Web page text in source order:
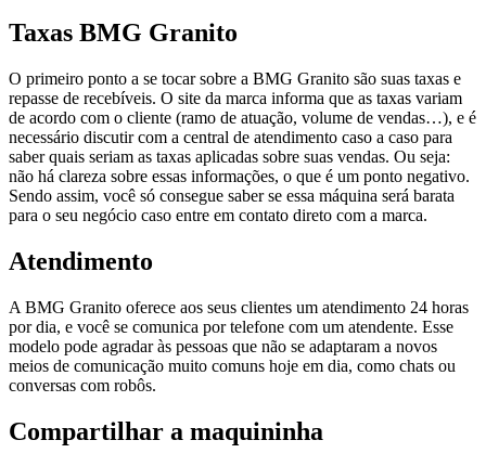
Taxas BMG Granito
O primeiro ponto a se tocar sobre a BMG Granito são suas taxas e
repasse de recebíveis. O site da marca informa que as taxas variam
de acordo com o cliente (ramo de atuação, volume de vendas…), e é
necessário discutir com a central de atendimento caso a caso para
saber quais seriam as taxas aplicadas sobre suas vendas. Ou seja:
não há clareza sobre essas informações, o que é um ponto negativo.
Sendo assim, você só consegue saber se essa máquina será barata
para o seu negócio caso entre em contato direto com a marca.
Atendimento
A BMG Granito oferece aos seus clientes um atendimento 24 horas
por dia, e você se comunica por telefone com um atendente. Esse
modelo pode agradar às pessoas que não se adaptaram a novos
meios de comunicação muito comuns hoje em dia, como chats ou
conversas com robôs.
Compartilhar a maquininha